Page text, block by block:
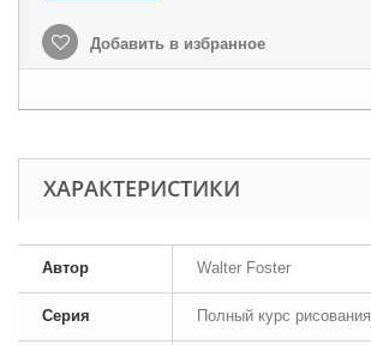
Добавить в избранное
ХАРАКТЕРИСТИКИ
Автор Walter Foster
Серия Полный курс рисования